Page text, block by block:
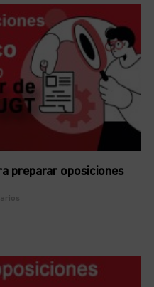
preparar oposiciones